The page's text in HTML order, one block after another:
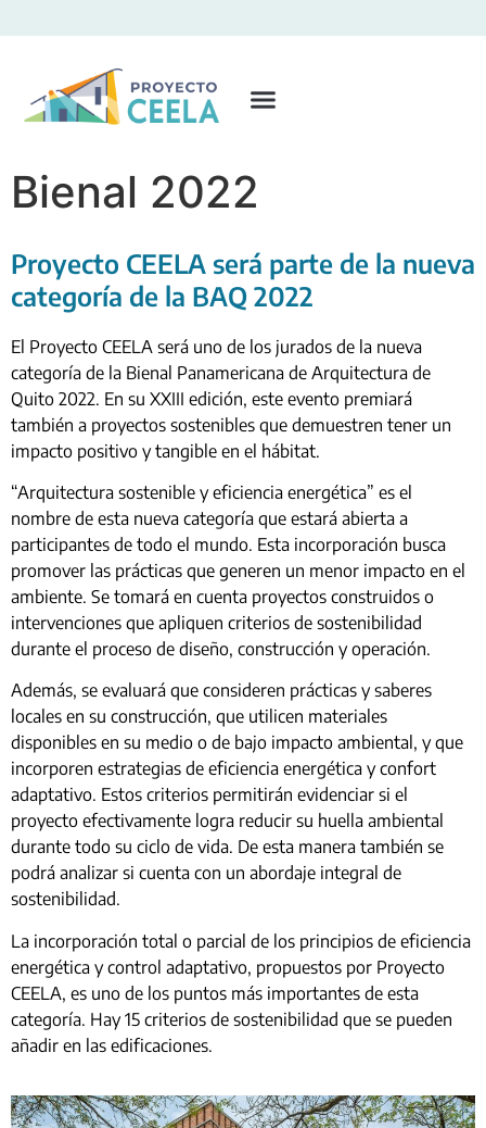
Bienal 2022
Proyecto CEELA será parte de la nueva
categoría de la BAQ 2022
El Proyecto CEELA será uno de los jurados de la nueva
categoría de la Bienal Panamericana de Arquitectura de
Quito 2022. En su XXIII edición, este evento premiará
también a proyectos sostenibles que demuestren tener un
impacto positivo y tangible en el hábitat.
“Arquitectura sostenible y eficiencia energética” es el
nombre de esta nueva categoría que estará abierta a
participantes de todo el mundo. Esta incorporación busca
promover las prácticas que generen un menor impacto en el
ambiente. Se tomará en cuenta proyectos construidos o
intervenciones que apliquen criterios de sostenibilidad
durante el proceso de diseño, construcción y operación.
Además, se evaluará que consideren prácticas y saberes
locales en su construcción, que utilicen materiales
disponibles en su medio o de bajo impacto ambiental, y que
incorporen estrategias de eficiencia energética y confort
adaptativo. Estos criterios permitirán evidenciar si el
proyecto efectivamente logra reducir su huella ambiental
durante todo su ciclo de vida. De esta manera también se
podrá analizar si cuenta con un abordaje integral de
sostenibilidad.
La incorporación total o parcial de los principios de eficiencia
energética y control adaptativo, propuestos por Proyecto
CEELA, es uno de los puntos más importantes de esta
categoría. Hay 15 criterios de sostenibilidad que se pueden
añadir en las edificaciones.